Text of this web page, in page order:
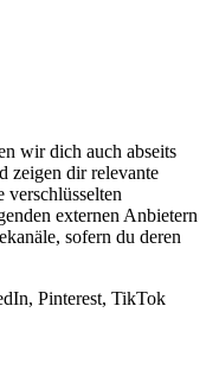
wir dich auch abseits
zeigen dir relevante
externen Anbietern
sofern du deren
Pinterest, TikTok